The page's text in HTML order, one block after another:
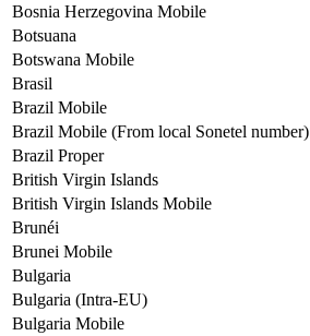
Bosnia Herzegovina Mobile
Botsuana
Botswana Mobile
Brasil
Brazil Mobile
Brazil Mobile (From local Sonetel number)
Brazil Proper
British Virgin Islands
British Virgin Islands Mobile
Brunéi
Brunei Mobile
Bulgaria
Bulgaria (Intra-EU)
Bulgaria Mobile